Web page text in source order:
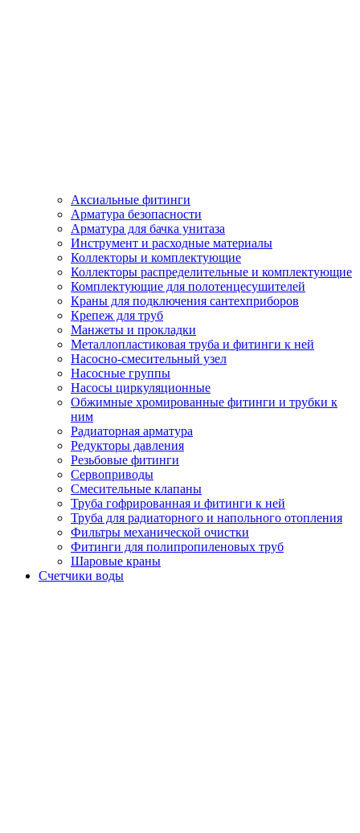
Аксиальные фитинги
Арматура безопасности
Арматура для бачка унитаза
Инструмент и расходные материалы
Коллекторы и комплектующие
Коллекторы распределительные и комплектующие
Комплектующие для полотенцесушителей
Краны для подключения сантехприборов
Крепеж для труб
Манжеты и прокладки
Металлопластиковая труба и фитинги к ней
Насосно-смесительный узел
Насосные группы
Насосы циркуляционные
Обжимные хромированные фитинги и трубки к
ним
Радиаторная арматура
Редукторы давления
Резьбовые фитинги
Сервоприводы
Смесительные клапаны
Труба гофрированная и фитинги к ней
Труба для радиаторного и напольного отопления
Фильтры механической очистки
Фитинги для полипропиленовых труб
Шаровые краны
Счетчики воды